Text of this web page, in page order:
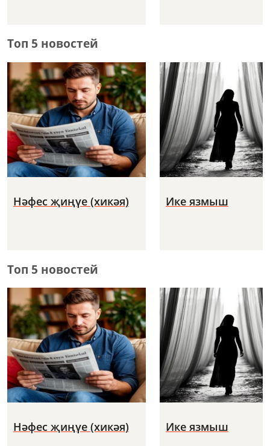
Топ 5 новостей
Нәфес җиңүе (хикәя) Ике язмыш
Топ 5 новостей
Нәфес җиңүе (хикәя) Ике язмыш